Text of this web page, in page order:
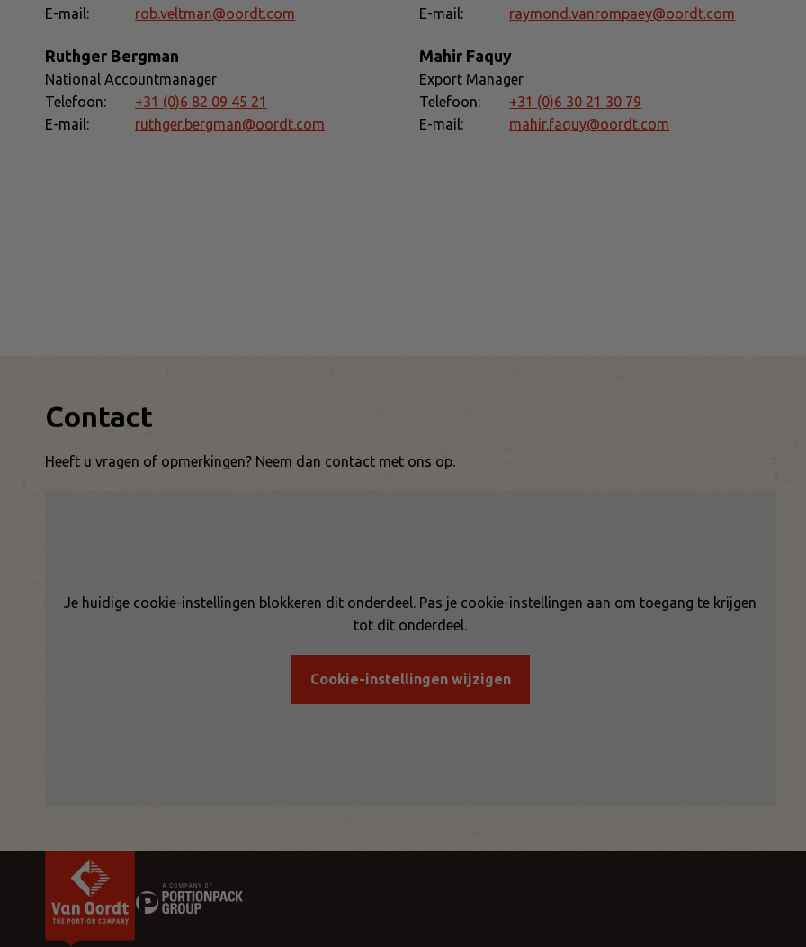
E-mail:
rob.veltman@oordt.com
Ruthger Bergman
National Accountmanager
Telefoon:
+31 (0)6 82 09 45 21
E-mail:
ruthger.bergman@oordt.com
E-mail:
raymond.vanrompaey@oordt.com
Mahir Faquy
Export Manager
Telefoon:
+31 (0)6 30 21 30 79
E-mail:
mahir.faquy@oordt.com
Contact
Heeft u vragen of opmerkingen? Neem dan contact met ons op.
Je huidige cookie-instellingen blokkeren dit onderdeel. Pas je cookie-instellingen aan om toegang te krijgen
tot dit onderdeel.
Cookie-instellingen wijzigen